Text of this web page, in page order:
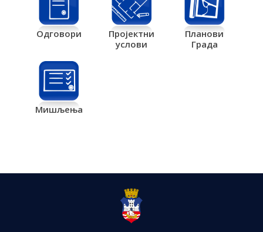
Одговори
Пројектни
услови
Планови
Града
Мишљења